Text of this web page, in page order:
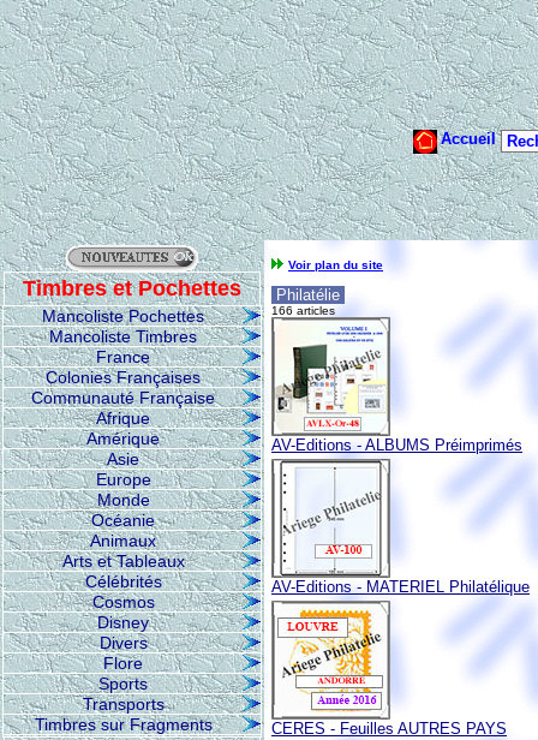
Timbres et Pochettes
Mancoliste Pochettes
Mancoliste Timbres
France
Colonies Françaises
Communauté Française
Afrique
Amérique
Asie
Europe
Monde
Océanie
Animaux
Arts et Tableaux
Célébrités
Cosmos
Disney
Divers
Flore
Sports
Transports
Timbres sur Fragments
Voir plan du site
Philatélie
166 articles
AV-Editions - ALBUMS Préimprimés
AV-Editions - MATERIEL Philatélique
CERES - Feuilles AUTRES PAYS